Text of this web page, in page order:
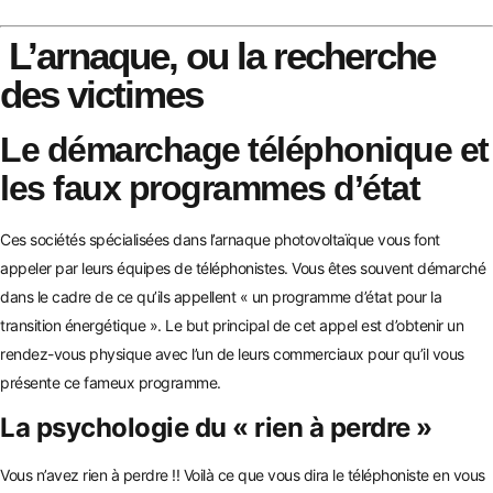
L’arnaque, ou la recherche
des victimes
Le démarchage téléphonique et
les faux programmes d’état
Ces sociétés spécialisées dans l’arnaque photovoltaïque vous font
appeler par leurs équipes de téléphonistes. Vous êtes souvent démarché
dans le cadre de ce qu’ils appellent « un programme d’état pour la
transition énergétique ». Le but principal de cet appel est d’obtenir un
rendez-vous physique avec l’un de leurs commerciaux pour qu’il vous
présente ce fameux programme.
La psychologie du « rien à perdre »
Vous n’avez rien à perdre !! Voilà ce que vous dira le téléphoniste en vous